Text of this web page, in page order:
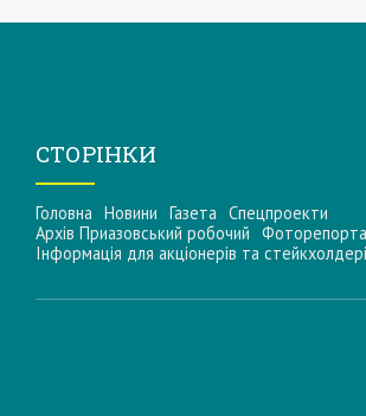
СТОРІНКИ
Головна Новини Газета Спецпроекти
Архів Приазовський робочий
Інформацiя для акцiонерiв та